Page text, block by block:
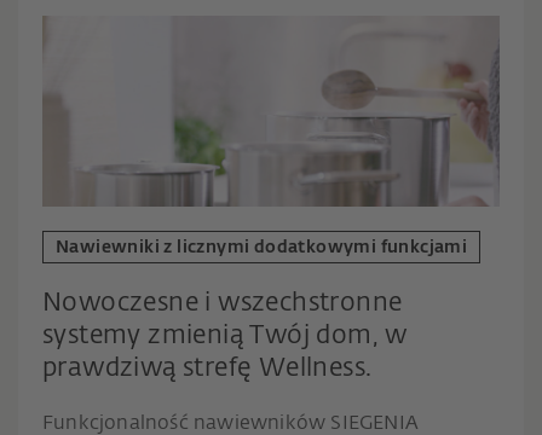
Nawiewniki z licznymi dodatkowymi funkcjami
Nowoczesne i wszechstronne
systemy zmienią Twój dom, w
prawdziwą strefę Wellness.
Funkcjonalność nawiewników SIEGENIA